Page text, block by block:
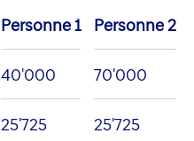
Personne 1 Personne 2
40'000 70'000
25'725 25'725